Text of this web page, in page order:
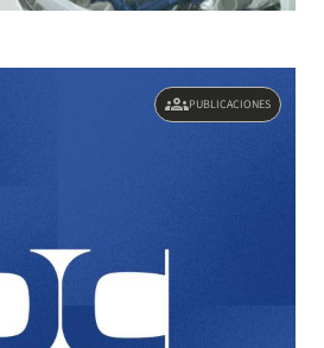
groupsPUBLICACIONES